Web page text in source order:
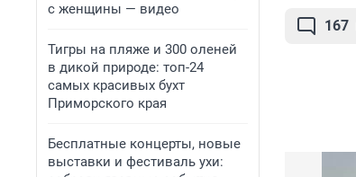
с женщины — видео
Тигры на пляже и 300 оленей
в дикой природе: топ-24
самых красивых бухт
Приморского края
Бесплатные концерты, новые
выставки и фестиваль ухи:
167